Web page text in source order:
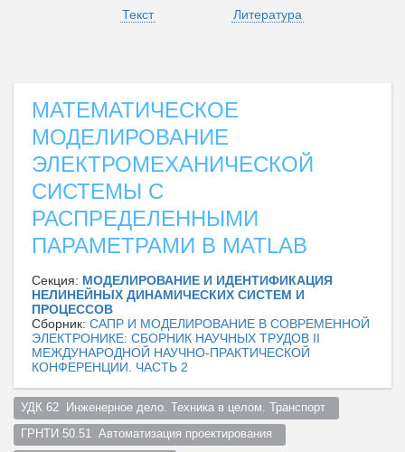
Текст
Литература
МАТЕМАТИЧЕСКОЕ
МОДЕЛИРОВАНИЕ
ЭЛЕКТРОМЕХАНИЧЕСКОЙ
СИСТЕМЫ С
РАСПРЕДЕЛЕННЫМИ
ПАРАМЕТРАМИ В MATLAB
Секция: МОДЕЛИРОВАНИЕ И ИДЕНТИФИКАЦИЯ
НЕЛИНЕЙНЫХ ДИНАМИЧЕСКИХ СИСТЕМ И
ПРОЦЕССОВ
Сборник: САПР И МОДЕЛИРОВАНИЕ В СОВРЕМЕННОЙ
ЭЛЕКТРОНИКЕ: СБОРНИК НАУЧНЫХ ТРУДОВ II
МЕЖДУНАРОДНОЙ НАУЧНО-ПРАКТИЧЕСКОЙ
КОНФЕРЕНЦИИ. ЧАСТЬ 2
УДК 62  Инженерное дело. Техника в целом. Транспорт
ГРНТИ 50.51  Автоматизация проектирования